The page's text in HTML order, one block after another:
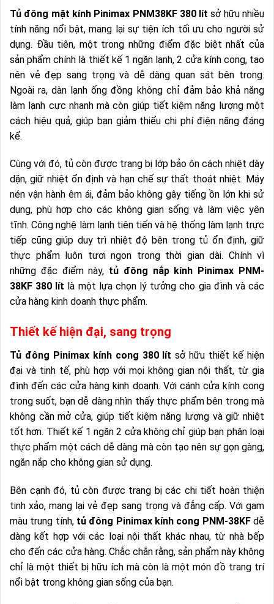
Tủ đông mặt kính Pinimax PNM38KF 380 lít sở hữu nhiều
tính năng nổi bật, mang lại sự tiện ích tối ưu cho người sử
dụng. Đầu tiên, một trong những điểm đặc biệt nhất của
sản phẩm chính là thiết kế 1 ngăn lạnh, 2 cửa kính cong, tạo
nên vẻ đẹp sang trọng và dễ dàng quan sát bên trong.
Ngoài ra, dàn lạnh ống đồng không chỉ đảm bảo khả năng
làm lạnh cực nhanh mà còn giúp tiết kiệm năng lượng một
cách hiệu quả, giúp bạn giảm thiểu chi phí điện năng đáng
kể.
Cùng với đó, tủ còn được trang bị lớp bảo ôn cách nhiệt dày
dặn, giữ nhiệt ổn định và hạn chế sự thất thoát nhiệt. Máy
nén vận hành êm ái, đảm bảo không gây tiếng ồn lớn khi sử
dụng, phù hợp cho các không gian sống và làm việc yên
tĩnh. Công nghệ làm lạnh tiên tiến và hệ thống làm lạnh trực
tiếp cũng giúp duy trì nhiệt độ bên trong tủ ổn định, giữ
thực phẩm luôn tươi ngon trong thời gian dài. Chính vì
những đặc điểm này, tủ đông nắp kính Pinimax PNM-
38KF 380 lít là một lựa chọn lý tưởng cho gia đình và các
cửa hàng kinh doanh thực phẩm.
Thiết kế hiện đại, sang trọng
Tủ đông Pinimax kính cong 380 lít sở hữu thiết kế hiện
đại và tinh tế, phù hợp với mọi không gian nội thất, từ gia
đình đến các cửa hàng kinh doanh. Với cánh cửa kính cong
trong suốt, bạn dễ dàng nhìn thấy thực phẩm bên trong mà
không cần mở cửa, giúp tiết kiệm năng lượng và giữ nhiệt
tốt hơn. Thiết kế 1 ngăn 2 cửa không chỉ giúp bạn phân loại
thực phẩm một cách dễ dàng mà còn tạo nên sự gọn gàng,
ngăn nắp cho không gian sử dụng.
Bên cạnh đó, tủ còn được trang bị các chi tiết hoàn thiện
tinh xảo, mang lại vẻ đẹp sang trọng và đẳng cấp. Với gam
màu trung tính, tủ đông Pinimax kính cong PNM-38KFdễ
dàng kết hợp với các loại nội thất khác nhau, từ nhà bếp
cho đến các cửa hàng. Chắc chắn rằng, sản phẩm này không
chỉ là một thiết bị hữu ích mà còn là một món đồ trang trí
nổi bật trong không gian sống của bạn.